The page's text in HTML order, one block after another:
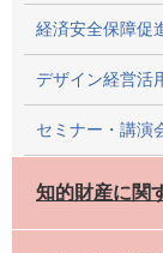
経済安全保障促
デザイン経営活
セミナー・講演
知的財産に関